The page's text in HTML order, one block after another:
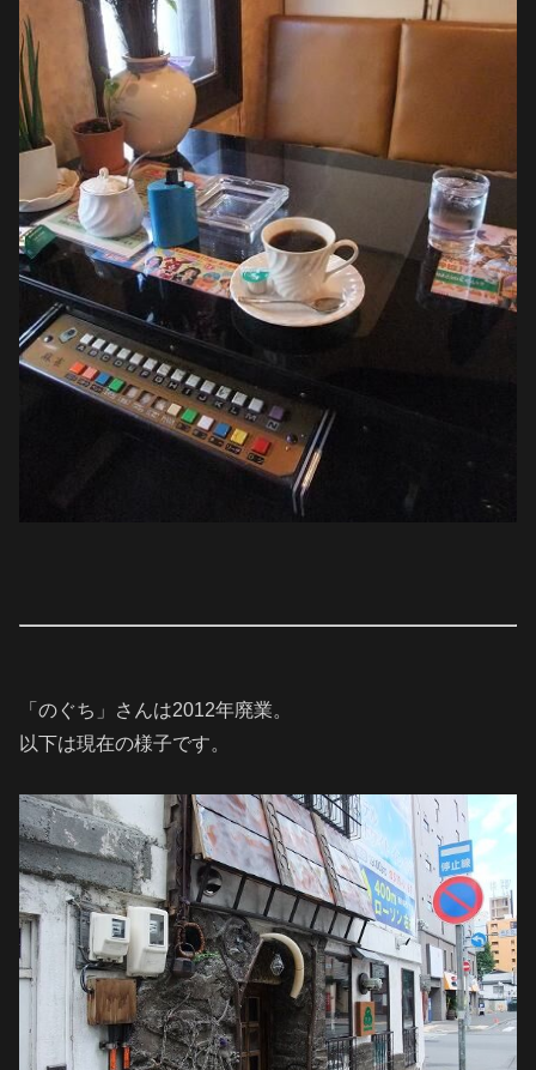
「のぐち」さんは2012年廃業。
以下は現在の様子です。